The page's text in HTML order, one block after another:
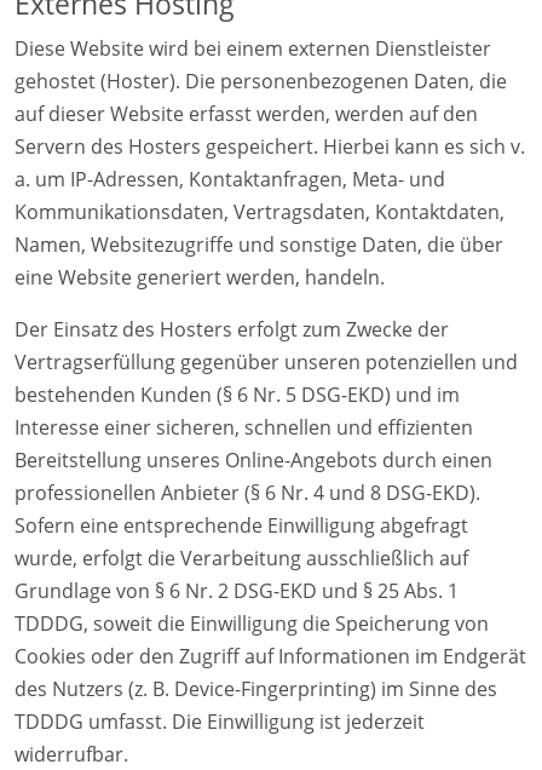
Diese Website wird bei einem externen Dienstleister
gehostet (Hoster). Die personenbezogenen Daten, die
auf dieser Website erfasst werden, werden auf den
Servern des Hosters gespeichert. Hierbei kann es sich v.
a. um IP-Adressen, Kontaktanfragen, Meta- und
Kommunikationsdaten, Vertragsdaten, Kontaktdaten,
Namen, Websitezugriffe und sonstige Daten, die über
eine Website generiert werden, handeln.
Der Einsatz des Hosters erfolgt zum Zwecke der
Vertragserfüllung gegenüber unseren potenziellen und
bestehenden Kunden (§ 6 Nr. 5 DSG-EKD) und im
Interesse einer sicheren, schnellen und effizienten
Bereitstellung unseres Online-Angebots durch einen
professionellen Anbieter (§ 6 Nr. 4 und 8 DSG-EKD).
Sofern eine entsprechende Einwilligung abgefragt
wurde, erfolgt die Verarbeitung ausschließlich auf
Grundlage von § 6 Nr. 2 DSG-EKD und § 25 Abs. 1
TDDDG, soweit die Einwilligung die Speicherung von
Cookies oder den Zugriff auf Informationen im Endgerät
des Nutzers (z. B. Device-Fingerprinting) im Sinne des
TDDDG umfasst. Die Einwilligung ist jederzeit
widerrufbar.